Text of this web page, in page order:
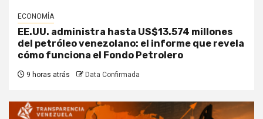
ECONOMÍA
EE.UU. administra hasta US$13.574 millones
del petróleo venezolano: el informe que revela
cómo funciona el Fondo Petrolero
9 horas atrás Data Confirmada